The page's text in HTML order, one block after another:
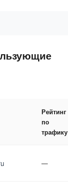
Рейтинг
по
трафику
—